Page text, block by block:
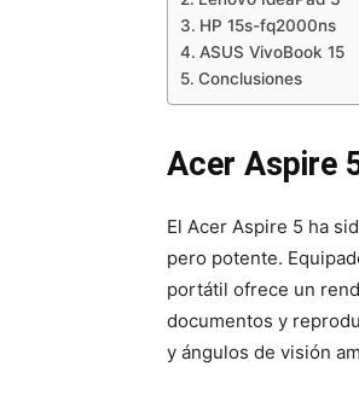
HP 15s-fq2000ns
ASUS VivoBook 15
Conclusiones
Acer Aspire
El Acer Aspire 5 ha
pero potente.
portátil ofrece un
documentos y
y ángulos de visión